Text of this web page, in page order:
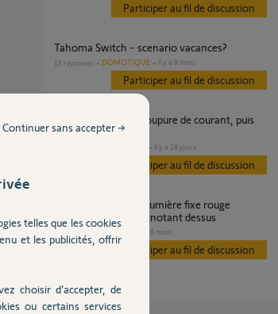
Participer au fil de discussion
Tahoma Switch - scenario vacances?
15 réponses DOMOTIQUE il y a 8 mois
Participer au fil de discussion
coupure Internet
il y a 28 jours
Participer au fil de discussion
dessous et blanc grignotant dessus
16 il y a 6 mois
Participer au fil de discussion
telles que les cookies
et les publicités, offrir
choisir d’accepter, de
ou certains services
Continuer sans accepter →